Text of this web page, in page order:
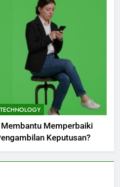
Memperbaiki
Keputusan?